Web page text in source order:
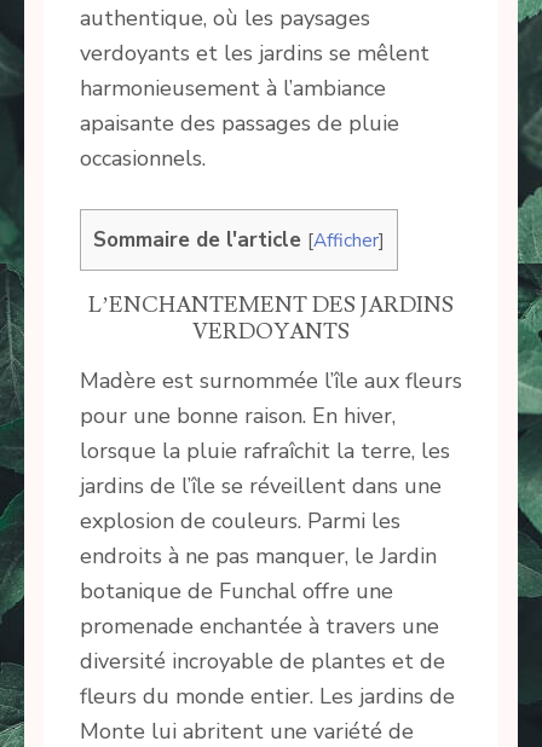
authentique, où les paysages
verdoyants et les jardins se mêlent
harmonieusement à l’ambiance
apaisante des passages de pluie
occasionnels.
Sommaire de l'article [Afficher]
L’ENCHANTEMENT DES JARDINS
VERDOYANTS
Madère est surnommée l’île aux fleurs
pour une bonne raison. En hiver,
lorsque la pluie rafraîchit la terre, les
jardins de l’île se réveillent dans une
explosion de couleurs. Parmi les
endroits à ne pas manquer, le Jardin
botanique de Funchal offre une
promenade enchantée à travers une
diversité incroyable de plantes et de
fleurs du monde entier. Les jardins de
Monte lui abritent une variété de